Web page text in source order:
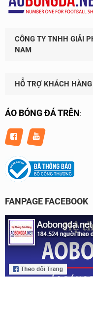
CÔNG TY TNHH GIẢI
NAM
HỖ TRỢ KHÁCH HÀNG
ÁO BÓNG ĐÁ TRÊN:
FANPAGE FACEBOOK